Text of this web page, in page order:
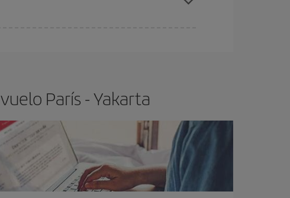
París - Yakarta